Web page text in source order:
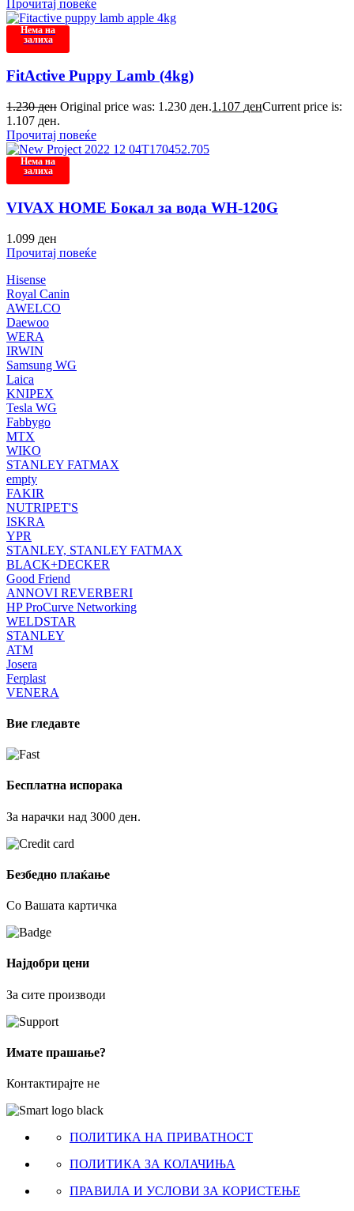
Прочитај повеќе
Нема на
залиха
FitActive Puppy Lamb (4kg)
1.230ден Original price was: 1.230 ден.1.107 денCurrent price is:
1.107 ден.
Прочитај повеќе
Нема на
залиха
VIVAX HOME Бокал за вода WH-120G
1.099 ден
Прочитај повеќе
Hisense
Royal Canin
AWELCO
Daewoo
WERA
IRWIN
Samsung WG
Laica
KNIPEX
Tesla WG
Fabbygo
MTX
WIKO
STANLEY FATMAX
empty
FAKIR
NUTRIPET'S
ISKRA
YPR
STANLEY, STANLEY FATMAX
BLACK+DECKER
Good Friend
ANNOVI REVERBERI
HP ProCurve Networking
WELDSTAR
STANLEY
ATM
Josera
Ferplast
VENERA
Вие гледавте
Бесплатна испорака
За нарачки над 3000 ден.
Безбедно плаќање
Со Вашата картичка
Најдобри цени
За сите производи
Имате прашање?
Контактирајте не
ПОЛИТИКА НА ПРИВАТНОСТ
ПОЛИТИКА ЗА КОЛАЧИЊА
ПРАВИЛА И УСЛОВИ ЗА КОРИСТЕЊЕ